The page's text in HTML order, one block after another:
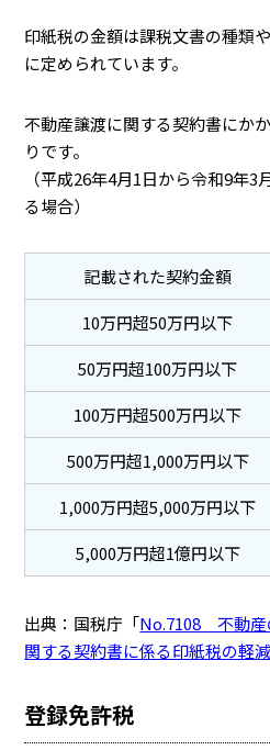
印紙税の金額は課税文書の種類
に定められています。
不動産譲渡に関する契約書にか
りです。
（平成26年4月1日から令和9年
る場合）
記載された契約金額
10万円超50万円以下
50万円超100万円以下
100万円超500万円以下
500万円超1,000万円以下
1,000万円超5,000万円以下
5,000万円超1億円以下
出典：国税庁「No.7108 不動産
関する契約書に係る印紙税の軽
登録免許税